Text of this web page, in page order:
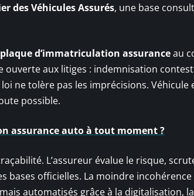
des Véhicules Assurés, une base
plaque d’immatriculation assuranceau
ouverte aux litiges : indemnisation
loi ne tolère pas les imprécisions.
possible.
assurance auto à tout moment ?
L’assureur évalue le risque,
bases officielles. La moindre
automatisés grâce à la digitalisation,